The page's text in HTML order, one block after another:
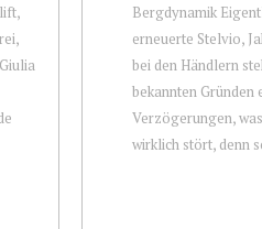
Bergdynamik
erneuerte Stelvio,
bei den Händlern
bekannten Gründen
Verzögerungen,
wirklich stört, denn